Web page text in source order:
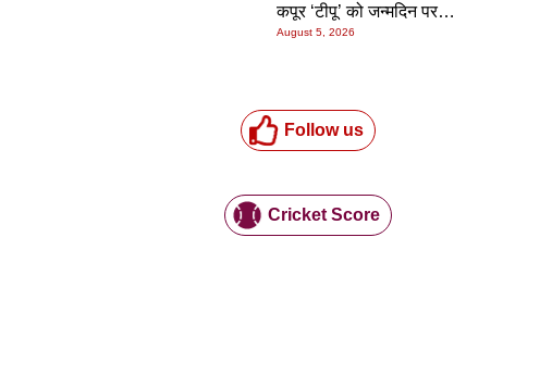
कपूर ‘टीपू’ को जन्मदिन पर
मिली शुभकामनाओं की सौगात
August 5, 2026
Follow us
Cricket Score